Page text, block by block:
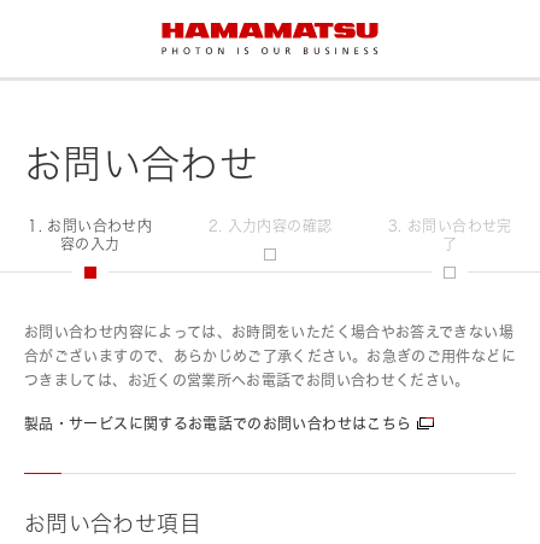
お問い合わせ
1. お問い合わせ内
容の入力
2. 入力内容の確認
3. お問い合わせ完
了
お問い合わせ内容によっては、お時間をいただく場合やお答えできない場
合がございますので、あらかじめご了承ください。お急ぎのご用件などに
つきましては、お近くの営業所へお電話でお問い合わせください。
製品・サービスに関するお電話でのお問い合わせはこちら
お問い合わせ項目